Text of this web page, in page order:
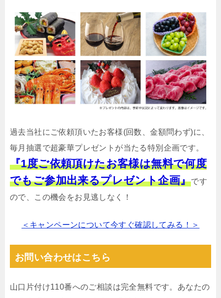
過去当社にご依頼頂いたお客様(回数、金額問わず)に、
毎月抽選で超豪華プレゼントが当たる特別企画です。
『1度ご依頼頂けたお客様は無料で何度
でもご参加出来るプレゼント企画』です
ので、この機会をお見逃しなく！
＜キャンペーンについて今すぐ確認してみる！＞
お問い合わせはこちら
山口片付け110番へのご相談は完全無料です。あなたの